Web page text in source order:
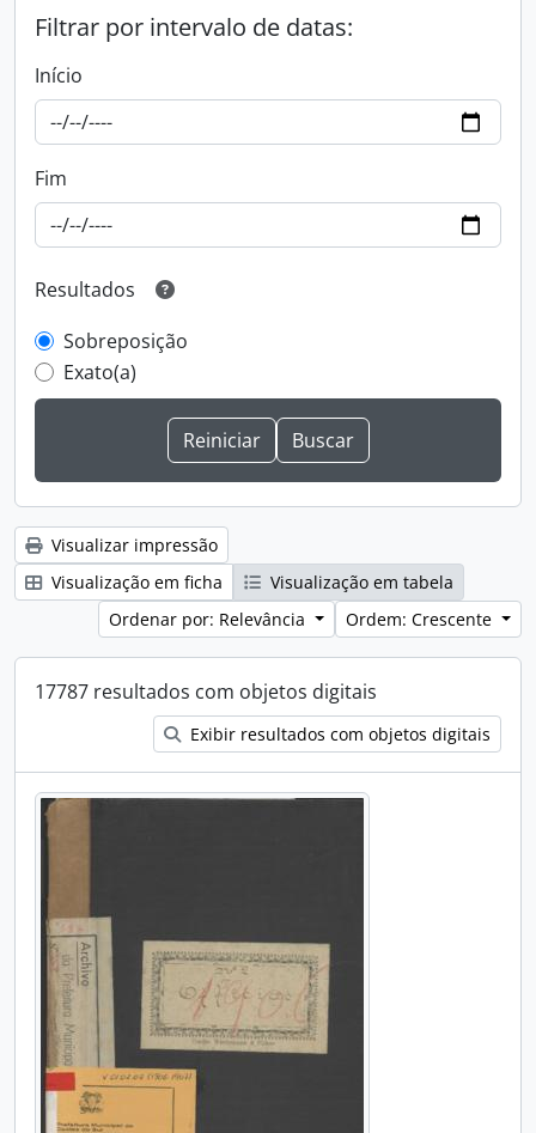
Filtrar por intervalo de datas:
Início
Fim
Resultados
Sobreposição
Exato(a)
Visualizar impressão
Visualização em ficha
Visualização em tabela
Ordenar por: Relevância
Ordem: Crescente
17787 resultados com objetos digitais
Exibir resultados com objetos digitais